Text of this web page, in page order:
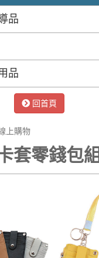
品
品
回首頁
上購物
套零錢包組